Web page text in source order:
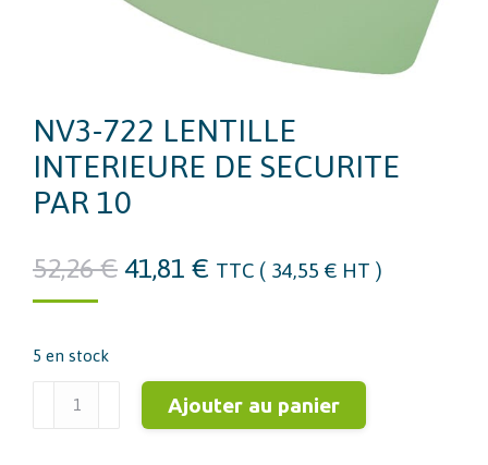
NV3-722 LENTILLE
INTERIEURE DE SECURITE
PAR 10
52,26€ Le
52,26 €.
41,81 € Le
41,81 €.
TTC ( 34,55 € HT )
5 en stock
quantité
Ajouter au panier